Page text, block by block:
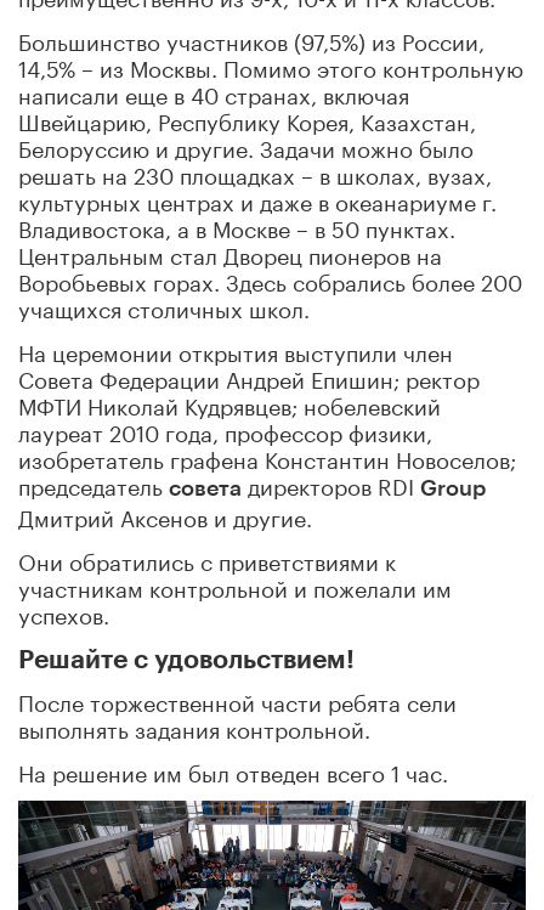
Большинство участников (97,5%) из России,
14,5% – из Москвы. Помимо этого контрольную
написали еще в 40 странах, включая
Швейцарию, Республику Корея, Казахстан,
Белоруссию и другие. Задачи можно было
решать на 230 площадках – в школах, вузах,
культурных центрах и даже в океанариуме г.
Владивостока, а в Москве – в 50 пунктах.
Центральным стал Дворец пионеров на
Воробьевых горах. Здесь собрались более 200
учащихся столичных школ.
На церемонии открытия выступили член
Совета Федерации Андрей Епишин; ректор
МФТИ Николай Кудрявцев; нобелевский
лауреат 2010 года, профессор физики,
изобретатель графена Константин Новоселов;
председатель совета директоров RDI Group
Дмитрий Аксенов и другие.
Они обратились с приветствиями к
участникам контрольной и пожелали им
успехов.
Решайте с удовольствием!
После торжественной части ребята сели
выполнять задания контрольной.
На решение им был отведен всего 1 час.